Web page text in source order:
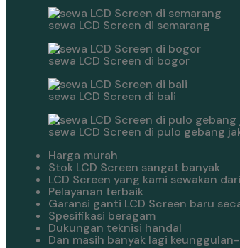
sewa LCD Screen di semarang
sewa LCD Screen di bogor
sewa LCD Screen di bali
sewa LCD Screen di pulo gebang
Harga murah
Stok LCD Screen sangat banyak
LCD Screen yang kami sewakan
Pelayanan terbaik
Garansi ganti LCD Screen baru
Spesifikasi beragam
Dukungan teknisi handal
Dan masih banyak lagi